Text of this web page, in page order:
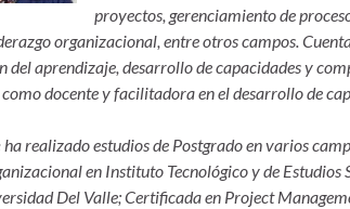
proyectos, gerenciamiento de
organizacional, entre otros campos.
del aprendizaje, desarrollo de capacidades y
docente y facilitadora en el desarrollo de
ha realizado estudios de Postgrado en varios
en Instituto Tecnológico y de
Del Valle; Certificada en Project